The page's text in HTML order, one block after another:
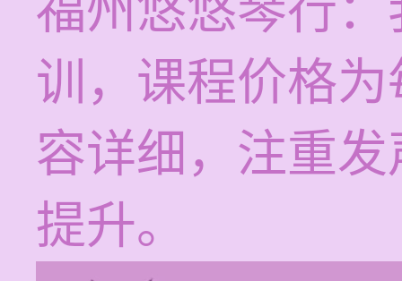
训，课程价格
容详细，注重
提升。